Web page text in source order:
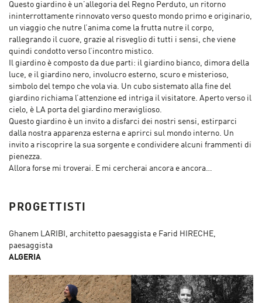
Questo giardino è un’allegoria del Regno Perduto, un ritorno
ininterrottamente rinnovato verso questo mondo primo e originario,
un viaggio che nutre l’anima come la frutta nutre il corpo,
rallegrando il cuore, grazie al risveglio di tutti i sensi, che viene
quindi condotto verso l’incontro mistico.
Il giardino è composto da due parti: il giardino bianco, dimora della
luce, e il giardino nero, involucro esterno, scuro e misterioso,
simbolo del tempo che vola via. Un cubo sistemato alla fine del
giardino richiama l’attenzione ed intriga il visitatore. Aperto verso il
cielo, è LA porta del giardino meraviglioso.
Questo giardino è un invito a disfarci dei nostri sensi, estirparci
dalla nostra apparenza esterna e aprirci sul mondo interno. Un
invito a riscoprire la sua sorgente e condividere alcuni frammenti di
pienezza.
Allora forse mi troverai. E mi cercherai ancora e ancora…
PROGETTISTI
Ghanem LARIBI, architetto paesaggista e Farid HIRECHE,
paesaggista
ALGERIA